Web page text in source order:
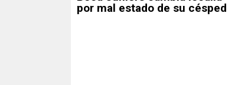
por mal estado de su césped